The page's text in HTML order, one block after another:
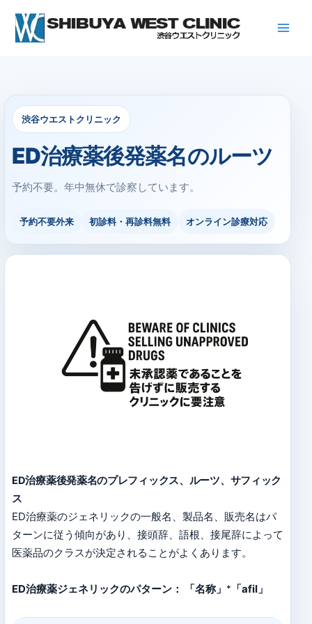
渋谷ウエストクリニック
ED治療薬後発薬名のルーツ
予約不要。年中無休で診察しています。
予約不要外来 初診料・再診料無料 オンライン診療対応
ED治療薬後発薬名のプレフィックス、ルーツ、サフィック
ス
ED治療薬のジェネリックの一般名、製品名、販売名はパ
ターンに従う傾向があり、接頭辞、語根、接尾辞によって
医薬品のクラスが決定されることがよくあります。
ED治療薬ジェネリックのパターン： 「名称」⁺「afil」